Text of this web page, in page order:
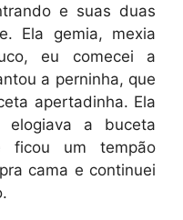
e suas duas
Ela gemia, mexia
eu comecei a
a perninha, que
apertadinha. Ela
a buceta
ficou um tempão
cama e continuei